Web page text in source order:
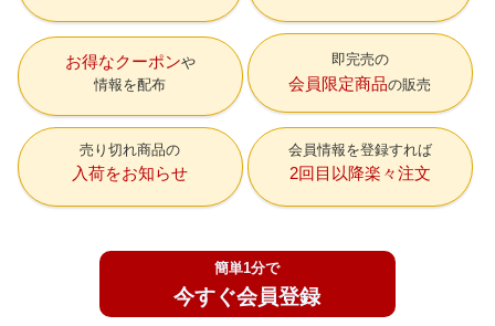
お得なクーポン
情報を配布
即完売の
会員限定商品の販売
売り切れ商品の
入荷をお知らせ
会員情報を登録すれば
2回目以降楽々注文
簡単1分で
今すぐ会員登録